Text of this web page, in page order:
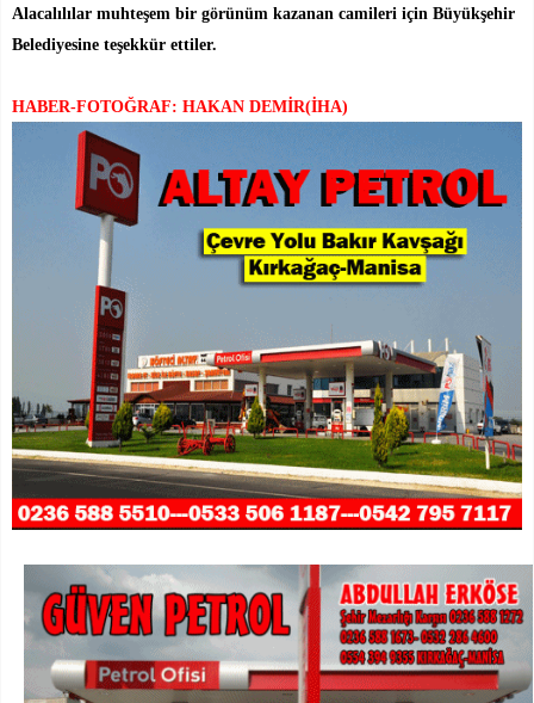
Alacalılılar muhteşem bir görünüm kazanan camileri için Büyükşehir
Belediyesine teşekkür ettiler.
HABER-FOTOĞRAF: HAKAN DEMİR(İHA)